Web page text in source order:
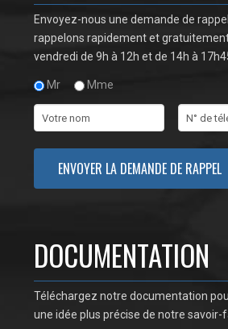
Envoyez-nous une demande de
rappelons rapidement et
vendredi de 9h à 12h et de 14h à
Mr Mme
DOCUMENTATION
Téléchargez notre documentation
une idée plus précise de notre savoir-